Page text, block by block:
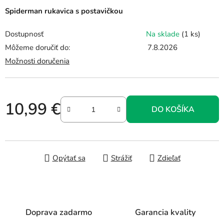
Spiderman rukavica s postavičkou
Dostupnosť Na sklade (1 ks)
Môžeme doručiť do:
7.8.2026
Možnosti doručenia
10,99 €
Jednotková cena:
DO KOŠÍKA
Opýtať sa Strážiť Zdieľať
Doprava zadarmo Garancia kvality